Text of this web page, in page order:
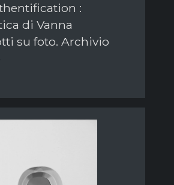
:
di Vanna
su foto. Archivio